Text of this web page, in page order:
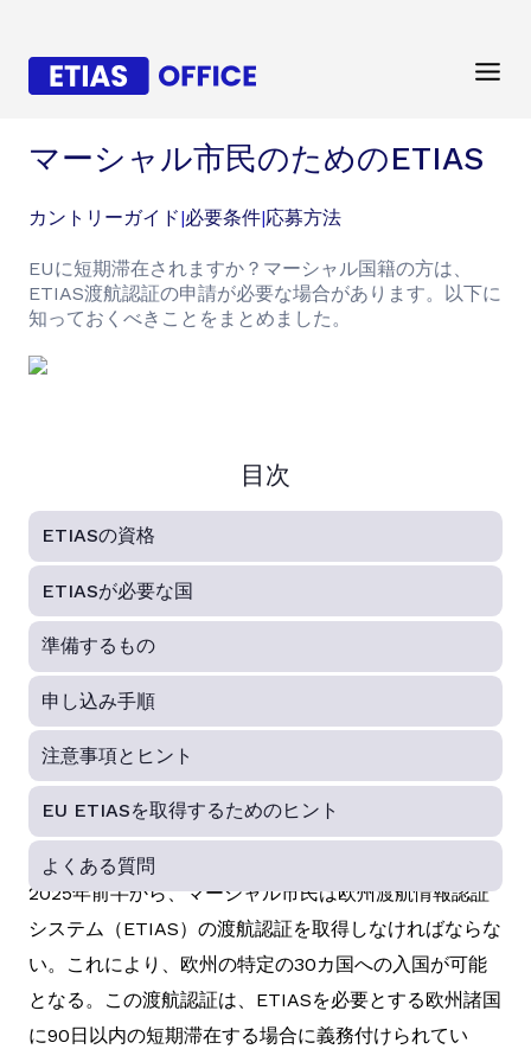
マーシャル市民のためのETIAS
カントリーガイド|必要条件|応募方法
EUに短期滞在されますか？マーシャル国籍の方は、
ETIAS渡航認証の申請が必要な場合があります。以下に
知っておくべきことをまとめました。
目次
ETIASの資格
ETIASが必要な国
準備するもの
申し込み手順
注意事項とヒント
EU ETIASを取得するためのヒント
よくある質問
2025年前半から、マーシャル市民は欧州渡航情報認証
システム（ETIAS）の渡航認証を取得しなければならな
い。これにより、欧州の特定の30カ国への入国が可能
となる。この渡航認証は、ETIASを必要とする欧州諸国
に90日以内の短期滞在する場合に義務付けられてい